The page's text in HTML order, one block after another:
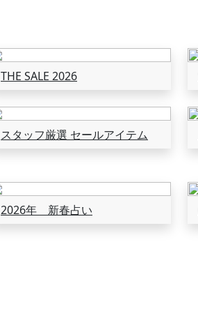
THE SALE 2026
スタッフ厳選 セールアイテム
2026年 新春占い